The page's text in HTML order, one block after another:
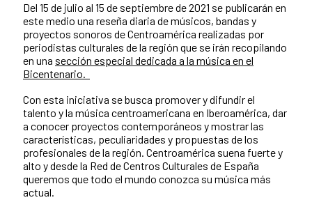
Del 15 de julio al 15 de septiembre de 2021 se publicarán en
este medio una reseña diaria de músicos, bandas y
proyectos sonoros de Centroamérica realizadas por
periodistas culturales de la región que se irán recopilando
en una sección especial dedicada a la música en el
Bicentenario.
Con esta iniciativa se busca promover y difundir el
talento y la música centroamericana en Iberoamérica, dar
a conocer proyectos contemporáneos y mostrar las
características, peculiaridades y propuestas de los
profesionales de la región. Centroamérica suena fuerte y
alto y desde la Red de Centros Culturales de España
queremos que todo el mundo conozca su música más
actual.